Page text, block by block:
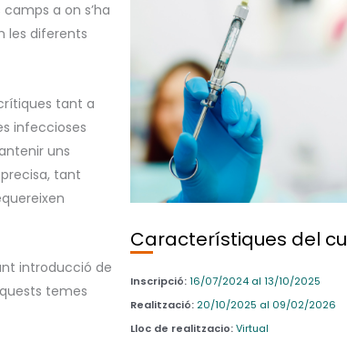
a on s’ha
les diferents
tant a
infeccioses
uns
tant
introducció de
temes
Característiques del
Inscripció:16/07/2024 al 13/10/2025
Realització: 20/10/2025 al 09/02/2026
Lloc de realitzacio:Virtual